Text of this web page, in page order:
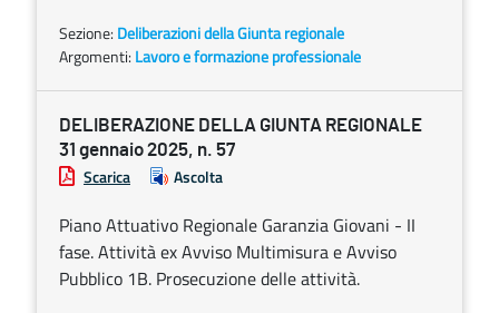
Sezione: Deliberazioni della Giunta regionale
Argomenti: Lavoro e formazione professionale
DELIBERAZIONE DELLA GIUNTA REGIONALE
31 gennaio 2025, n. 57
Scarica Ascolta
Piano Attuativo Regionale Garanzia Giovani - II
fase. Attività ex Avviso Multimisura e Avviso
Pubblico 1B. Prosecuzione delle attività.